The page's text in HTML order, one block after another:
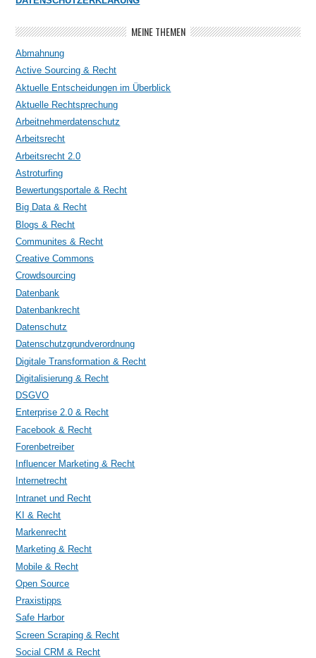
MEINE THEMEN
Abmahnung
Active Sourcing & Recht
Aktuelle Entscheidungen im Überblick
Aktuelle Rechtsprechung
Arbeitnehmerdatenschutz
Arbeitsrecht
Arbeitsrecht 2.0
Astroturfing
Bewertungsportale & Recht
Big Data & Recht
Blogs & Recht
Communites & Recht
Creative Commons
Crowdsourcing
Datenbank
Datenbankrecht
Datenschutz
Datenschutzgrundverordnung
Digitale Transformation & Recht
Digitalisierung & Recht
DSGVO
Enterprise 2.0 & Recht
Facebook & Recht
Forenbetreiber
Influencer Marketing & Recht
Internetrecht
Intranet und Recht
KI & Recht
Markenrecht
Marketing & Recht
Mobile & Recht
Open Source
Praxistipps
Safe Harbor
Screen Scraping & Recht
Social CRM & Recht